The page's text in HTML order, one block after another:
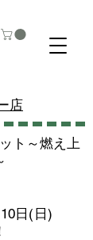
店
ト～燃え上
日(日)